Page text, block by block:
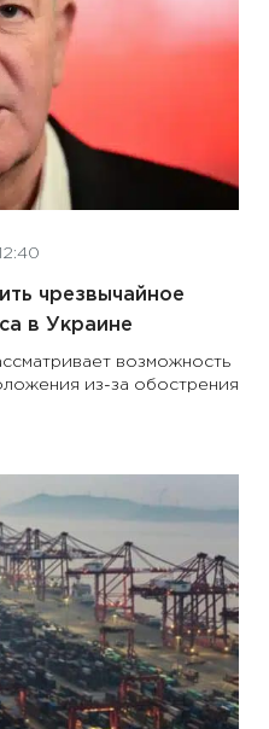
чрезвычайное
в Украине
возможность
из-за обострения